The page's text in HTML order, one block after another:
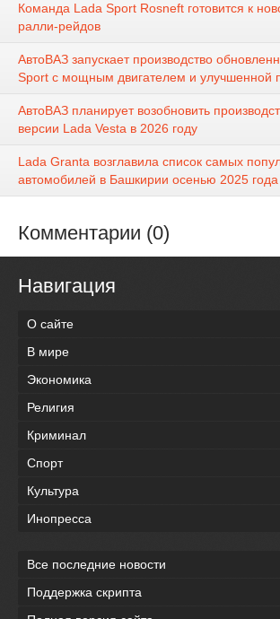
Команда Lada Sport Rosneft готовится к
ралли-рейдов
АвтоВАЗ запускает производство
Sport с мощным двигателем и улучшенной
АвтоВАЗ планирует возобновить
версии Lada Vesta в 2026 году
Lada Granta возглавила список самых
автомобилей в Башкирии осенью 2025 года
Комментарии (0)
Навигация
О сайте
В мире
Экономика
Религия
Криминал
Спорт
Культура
Инопресса
Все последние новости
Поддержка скрипта